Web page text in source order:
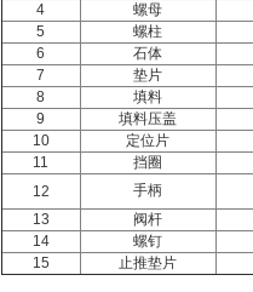
4
螺母
5
螺柱
6
石体
7
垫片
8
填料
9
填料压盖
10
定位片
11
挡圈
12
手柄
13
阀杆
14
螺钉
15
止推垫片